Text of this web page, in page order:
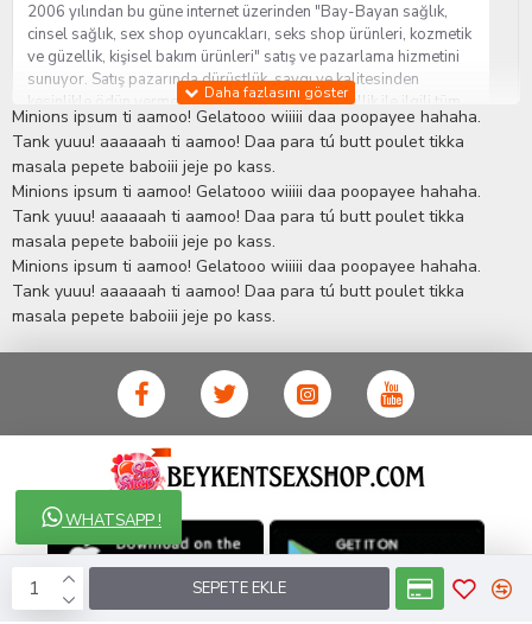
SEPETE EKLE
WHATSAPP !
2006 yılından bu güne internet üzerinden "Bay-Bayan sağlık,
cinsel sağlık, sex shop oyuncakları, seks shop ürünleri, kozmetik
ve güzellik, kişisel bakım ürünleri" satış ve pazarlama hizmetini
sunuyor. Satış pazarında dürüstlük, saygı ve kalitesinden
kesinlikle ödün vermeden hizmet sağlık ve güzellik ile ilgili tüm
sorularınıza anında cevap verebilen Yetkin ve uzman kadrosu ile
ihtiyaçlarınızı en uygun fiyat ve taksit seçenekleriyle karşılıyor.
İstanbul beylikdüzü Erotik Shop sitemizde insan odaklı çalışma
stratejimiz ile müşterilerimizin yaşamlarında mutlu, sağlıklı ve
bakımlı olmaları için onlara sağlık ve güzellik danışmanlığı
sağlıyoruz.Sex ShopAlışveriş sitemiz Erotik Shop sektöründeki
gelişmeleri ve yenilikleri çok yakından takip etmesi, yaklaşık
5000'e yakın geniş ürün yelpazesi ile Türkiye'de bu sektörde
kendi alanımızda en geniş ürün gurubuna sahip ender
mağazalardan biri olması, müşteri memnuniyetini her zaman ön
planda tutan yaklaşımcı ve yenilikçi servislerin geliştirilmesi
konusundaki becerileri ile kendisine Cinsel Ürün hayatında lider
ve kalıcı bir yer edinmiştir.
Minions ipsum ti aamoo! Gelatooo wiiiii daa poopayee hahaha.
Tank yuuu! aaaaaah ti aamoo! Daa para tú butt poulet tikka
masala pepete baboiii jeje po kass.
Minions ipsum ti aamoo! Gelatooo wiiiii daa poopayee hahaha.
Tank yuuu! aaaaaah ti aamoo! Daa para tú butt poulet tikka
masala pepete baboiii jeje po kass.
Minions ipsum ti aamoo! Gelatooo wiiiii daa poopayee hahaha.
Tank yuuu! aaaaaah ti aamoo! Daa para tú butt poulet tikka
masala pepete baboiii jeje po kass.